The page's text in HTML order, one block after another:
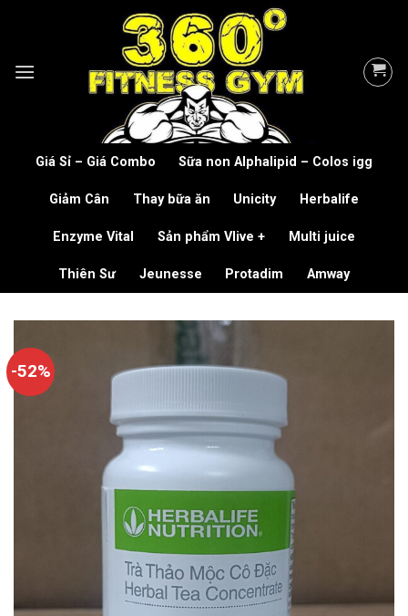
Giá Sỉ – Giá Combo Sữa non Alphalipid – Colos igg
Giảm Cân Thay bữa ăn Unicity Herbalife
Enzyme Vital Sản phẩm Vlive + Multi juice
Thiên Sư Jeunesse Protadim Amway
-52%